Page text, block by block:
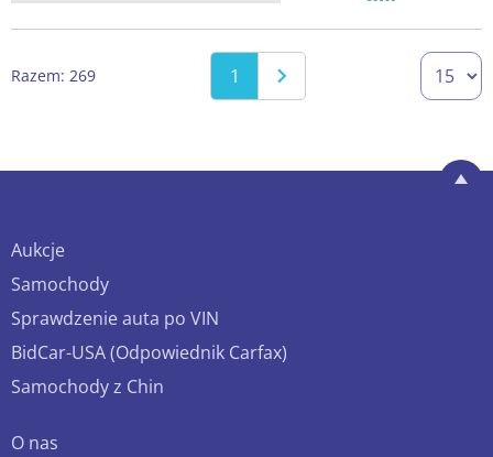
Razem: 269 1
Aukcje
Samochody
Sprawdzenie auta po VIN
BidCar-USA (Odpowiednik Carfax)
Samochody z Chin
O nas